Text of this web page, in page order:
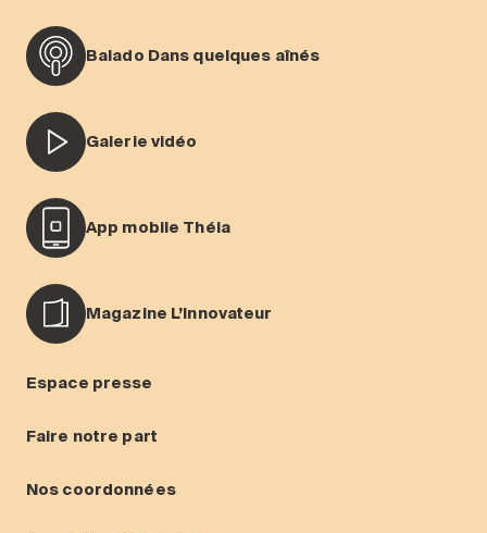
Balado Dans quelques aînés
Galerie vidéo
App mobile Théia
Magazine L’Innovateur
Espace presse
Faire notre part
Nos coordonnées